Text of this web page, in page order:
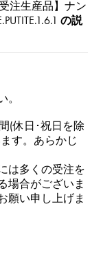
注生産品】ナン
の説
。
(休日･祝日を除
す。あらかじ
は多くの受注を
場合がございま
願い申し上げま